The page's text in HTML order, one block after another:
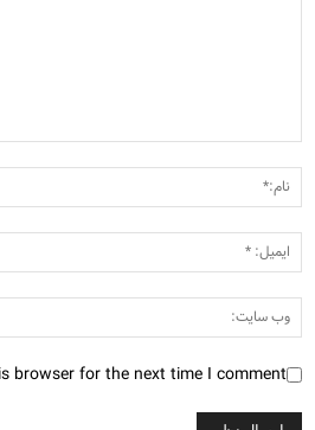
browser for the next time I comment.